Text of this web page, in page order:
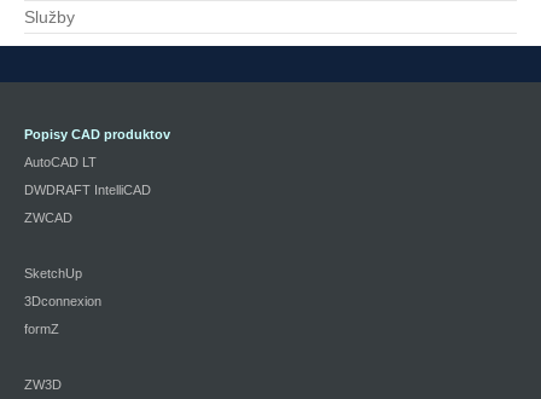
Služby
Popisy CAD produktov
AutoCAD LT
DWDRAFT IntelliCAD
ZWCAD
SketchUp
3Dconnexion
formZ
ZW3D